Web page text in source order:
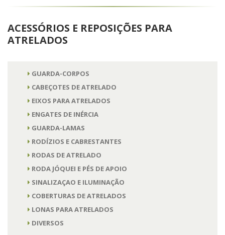
ACESSÓRIOS E REPOSIÇÕES PARA
ATRELADOS
GUARDA-CORPOS
CABEÇOTES DE ATRELADO
EIXOS PARA ATRELADOS
ENGATES DE INÉRCIA
GUARDA-LAMAS
RODÍZIOS E CABRESTANTES
RODAS DE ATRELADO
RODA JÓQUEI E PÉS DE APOIO
SINALIZAÇAO E ILUMINAÇÃO
COBERTURAS DE ATRELADOS
LONAS PARA ATRELADOS
DIVERSOS